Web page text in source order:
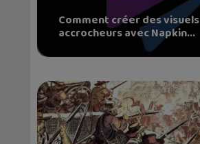
Comment créer des visuels
accrocheurs avec Napkin...